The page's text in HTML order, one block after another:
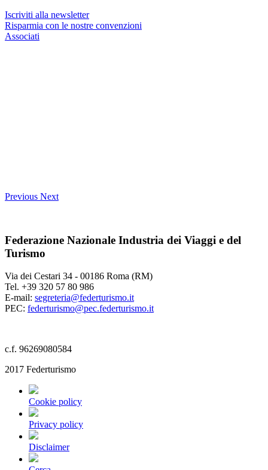
Iscriviti alla newsletter
Risparmia con le nostre convenzioni
Associati
Previous Next
Federazione Nazionale Industria dei Viaggi e del
Turismo
Via dei Cestari 34 - 00186 Roma (RM)
Tel. +39 320 57 80 986
E-mail: segreteria@federturismo.it
PEC: federturismo@pec.federturismo.it
c.f. 96269080584
2017 Federturismo
Cookie policy
Privacy policy
Disclaimer